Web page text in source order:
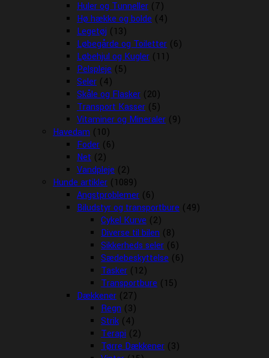
Huler og Tunneller (7)
Hø hække og bolde (4)
Legetøj (13)
Løbegårde og Toiletter (6)
Løbehjul og Kugler (11)
Pelspleje (5)
Seler (4)
Skåle og Flasker (20)
Transport Kasser (5)
Vitaminer og Mineraler (9)
Havedam (10)
Foder (6)
Net (2)
Vandpleje (2)
Hunde artikler (1089)
Angstproblemer (6)
Biludstyr og transportbure (49)
Cykel Kurve (2)
Diverse til bilen (8)
Sikkerheds seler (6)
Sædebeskyttelse (6)
Tasker (12)
Transportbure (15)
Dækkener (27)
Regn (3)
Strik (4)
Terapi (2)
Tørre Dækkener (3)